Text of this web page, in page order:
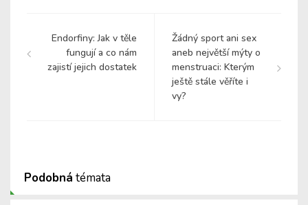
Endorfiny: Jak v těle
fungují a co nám
zajistí jejich dostatek
Žádný sport ani sex
aneb největší mýty o
menstruaci: Kterým
ještě stále věříte i
vy?
Podobná témata